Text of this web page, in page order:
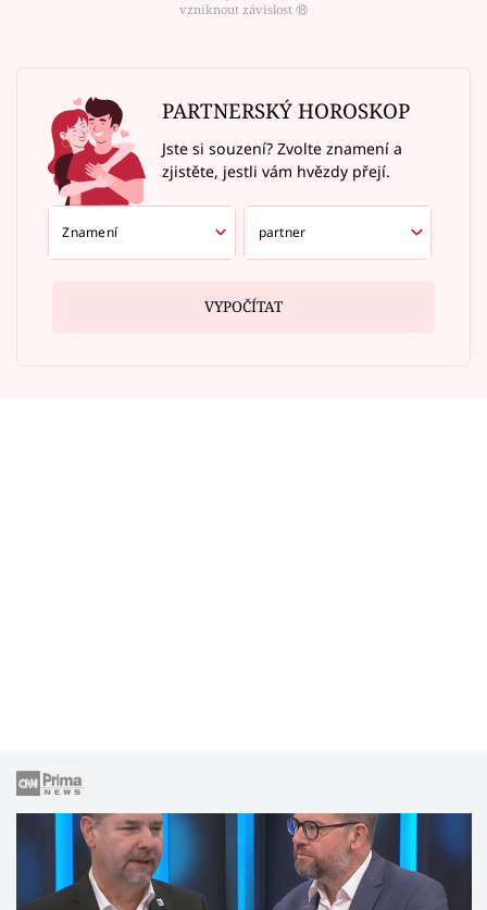
vzniknout závislost ⑱
PARTNERSKÝ HOROSKOP
Jste si souzení? Zvolte znamení a
zjistěte, jestli vám hvězdy přejí.
VYPOČÍTAT